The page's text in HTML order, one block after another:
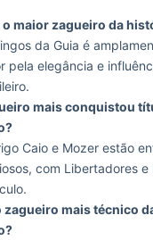
o maior zagueiro da
da Guia é
pela elegância e
mais conquistou
Caio e Mozer estão
com Libertadores e
zagueiro mais técnico